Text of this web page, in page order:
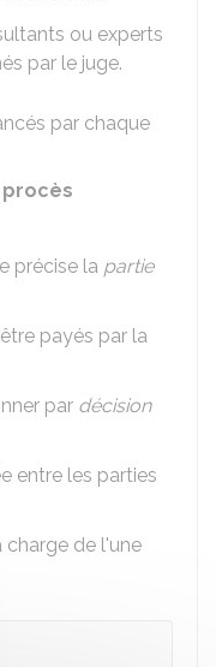
ou experts
par le juge.
par chaque
procès
précise la partie
payés par la
par décision
entre les parties
charge de l'une